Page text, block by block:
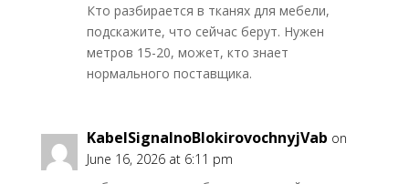
Кто разбирается в тканях для мебели,
подскажите, что сейчас берут. Нужен
метров 15-20, может, кто знает
нормального поставщика.
KabelSignalnoBlokirovochnyjVab on
June 16, 2026 at 6:11 pm